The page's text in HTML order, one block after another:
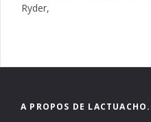
Ryder,
A PROPOS DE